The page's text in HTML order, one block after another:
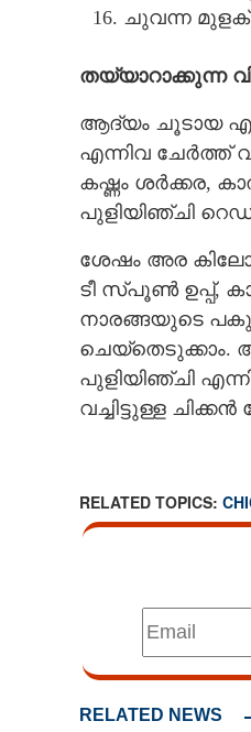
ചുവന്ന മുളക്
തയ്യാറാക്കുന്ന
ആദ്യം ചൂടായ
എന്നിവ ചേർത്ത്
കഷ്ണം ശർക്കര,
പുളിയിഞ്ചി
ശേഷം അര
ടീ സ്പൂൺ ഉപ്പ്,
നാരങ്ങയുടെ
ചെയ്തെടുക്കാം.
പുളിയിഞ്ചി
വച്ചിട്ടുള്ള
RELATED TOPICS:
RELATED NEWS